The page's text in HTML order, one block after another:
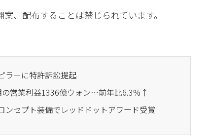
、配布することは禁じられています。
ラーに特許訴訟提起
の営業利益1336億ウォン…前年比6.3%↑
ンセプト装備でレッドドットアワード受賞